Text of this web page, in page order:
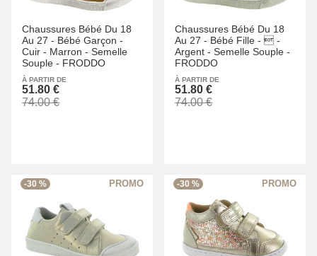
Chaussures Bébé Du 18
Au 27 - Bébé Garçon -
Cuir - Marron - Semelle
Souple - FRODDO
À PARTIR DE
51.80 €
74.00 €
Chaussures Bébé Du 18
Au 27 - Bébé Fille -  -
Argent - Semelle Souple -
FRODDO
À PARTIR DE
51.80 €
74.00 €
-30 % -30 %